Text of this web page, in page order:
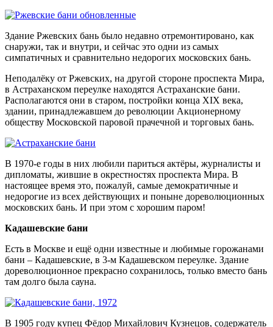
Здание Ржевских бань было недавно отремонтировано, как
снаружи, так и внутри, и сейчас это одни из самых
симпатичных и сравнительно недорогих московских бань.
Неподалёку от Ржевских, на другой стороне проспекта Мира,
в Астраханском переулке находятся Астраханские бани.
Располагаются они в старом, постройки конца XIX века,
здании, принадлежавшем до революции Акционерному
обществу Московской паровой прачечной и торговых бань.
В 1970-е годы в них любили париться актёры, журналисты и
дипломаты, жившие в окрестностях проспекта Мира. В
настоящее время это, пожалуй, самые демократичные и
недорогие из всех действующих и поныне дореволюционных
московских бань. И при этом с хорошим паром!
Кадашевские бани
Есть в Москве и ещё одни известные и любимые горожанами
бани – Кадашевские, в 3-м Кадашевском переулке. Здание
дореволюционное прекрасно сохранилось, только вместо бань
там долго была сауна.
В 1905 году купец Фёдор Михайлович Кузнецов, содержатель